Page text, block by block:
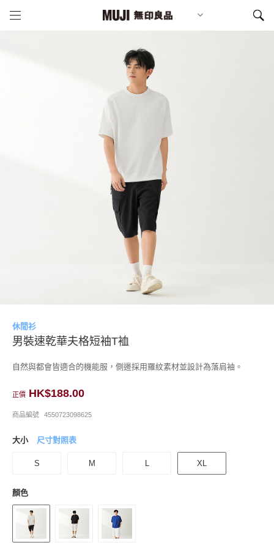
休閒衫
男裝速乾華夫格短袖T裇
自然與都會皆適合的機能服，側邊採用羅紋素材並設計為落肩袖。
正價 HK$188.00
商品編號 4550723098625
大小 尺寸對照表
S M L XL
顏色